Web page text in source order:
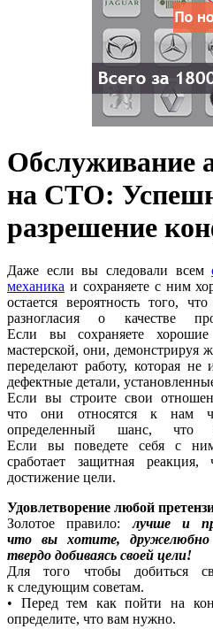
Обслуживание
на СТО:
разрешение
Даже если вы следовали всем
механика и сохраняете с ним
остается вероятность того,
разногласия о качестве
Если вы сохраняете
мастерской, они, демонстрируя
переделают работу, которая не
дефектные детали,
Если вы строите свои
что они относятся к нам
определенный шанс,
Если вы поведете себя с
сработает защитная реакция,
достижение цели.
Удовлетворение любой
Золотое правило:лучше и
что вы хотите, дружелюбно
твердо добиваясь своей цели!
Для того чтобы добиться
к следующим советам.
• Перед тем как пойти на
определите, что вам нужно.